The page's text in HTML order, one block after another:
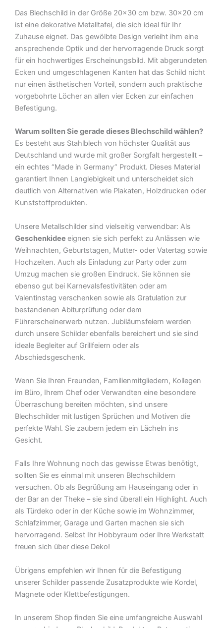
Das Blechschild in der Größe 20×30 cm bzw. 30×20 cm
ist eine dekorative Metalltafel, die sich ideal für Ihr
Zuhause eignet. Das gewölbte Design verleiht ihm eine
ansprechende Optik und der hervorragende Druck sorgt
für ein hochwertiges Erscheinungsbild. Mit abgerundeten
Ecken und umgeschlagenen Kanten hat das Schild nicht
nur einen ästhetischen Vorteil, sondern auch praktische
vorgebohrte Löcher an allen vier Ecken zur einfachen
Befestigung.
Warum sollten Sie gerade dieses Blechschild wählen?
Es besteht aus Stahlblech von höchster Qualität aus
Deutschland und wurde mit großer Sorgfalt hergestellt –
ein echtes “Made in Germany” Produkt. Dieses Material
garantiert Ihnen Langlebigkeit und unterscheidet sich
deutlich von Alternativen wie Plakaten, Holzdrucken oder
Kunststoffprodukten.
Unsere Metallschilder sind vielseitig verwendbar: Als
Geschenkidee eignen sie sich perfekt zu Anlässen wie
Weihnachten, Geburtstagen, Mutter- oder Vatertag sowie
Hochzeiten. Auch als Einladung zur Party oder zum
Umzug machen sie großen Eindruck. Sie können sie
ebenso gut bei Karnevalsfestivitäten oder am
Valentinstag verschenken sowie als Gratulation zur
bestandenen Abiturprüfung oder dem
Führerscheinerwerb nutzen. Jubiläumsfeiern werden
durch unsere Schilder ebenfalls bereichert und sie sind
ideale Begleiter auf Grillfeiern oder als
Abschiedsgeschenk.
Wenn Sie Ihren Freunden, Familienmitgliedern, Kollegen
im Büro, Ihrem Chef oder Verwandten eine besondere
Überraschung bereiten möchten, sind unsere
Blechschilder mit lustigen Sprüchen und Motiven die
perfekte Wahl. Sie zaubern jedem ein Lächeln ins
Gesicht.
Falls Ihre Wohnung noch das gewisse Etwas benötigt,
sollten Sie es einmal mit unseren Blechschildern
versuchen. Ob als Begrüßung am Hauseingang oder in
der Bar an der Theke – sie sind überall ein Highlight. Auch
als Türdeko oder in der Küche sowie im Wohnzimmer,
Schlafzimmer, Garage und Garten machen sie sich
hervorragend. Selbst Ihr Hobbyraum oder Ihre Werkstatt
freuen sich über diese Deko!
Übrigens empfehlen wir Ihnen für die Befestigung
unserer Schilder passende Zusatzprodukte wie Kordel,
Magnete oder Klettbefestigungen.
In unserem Shop finden Sie eine umfangreiche Auswahl